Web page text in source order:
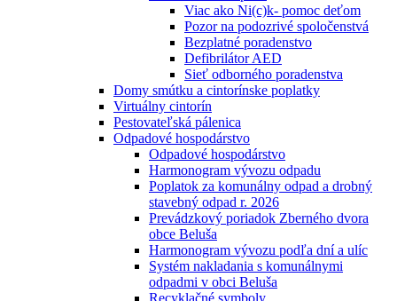
Viac ako Ni(c)k- pomoc deťom
Pozor na podozrivé spoločenstvá
Bezplatné poradenstvo
Defibrilátor AED
Sieť odborného poradenstva
Domy smútku a cintorínske poplatky
Virtuálny cintorín
Pestovateľská pálenica
Odpadové hospodárstvo
Odpadové hospodárstvo
Harmonogram vývozu odpadu
Poplatok za komunálny odpad a drobný
stavebný odpad r. 2026
Prevádzkový poriadok Zberného dvora
obce Beluša
Harmonogram vývozu podľa dní a ulíc
Systém nakladania s komunálnymi
odpadmi v obci Beluša
Recyklačné symboly